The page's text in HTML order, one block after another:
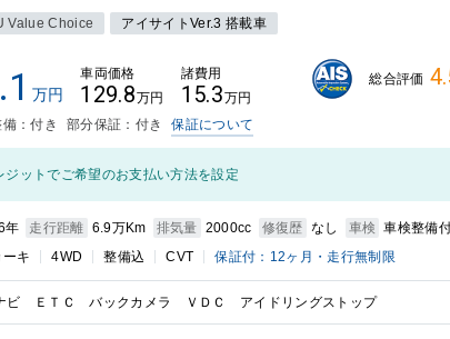
Value Choice アイサイトVer.3 搭載車
万円
車両価格
129.8万円
諸費用
15.3万円
総合評価
：付き 部分保証：付き 保証について
ジットでご希望のお支払い方法を設定
年 走行距離 6.9万Km 排気量 2000cc 修復歴 なし 車検 車検整備
キ
4WD 整備込 CVT 保証付：12ヶ月・走行無制限
ビ ＥＴＣ バックカメラ ＶＤＣ アイドリングストップ